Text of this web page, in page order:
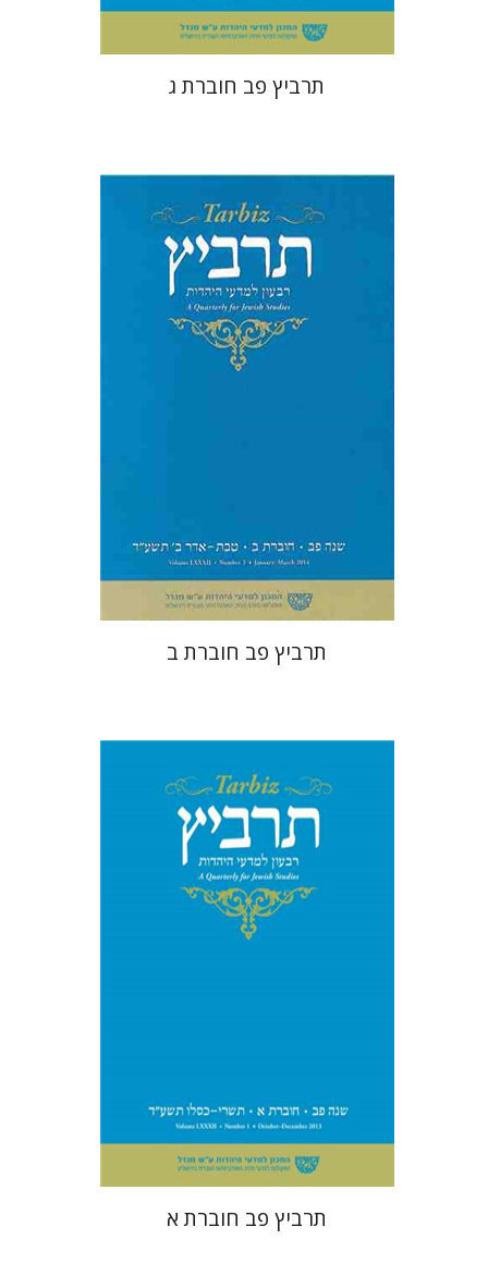
תרביץ פב חוברת ג
שולמית אליצור
מנחם קיסטר
קטרינה ריגו
$28
$25
תרביץ פב חוברת ב
שולמית אליצור
מנחם קיסטר
קטרינה ריגו
$29
$26
תרביץ פב חוברת א